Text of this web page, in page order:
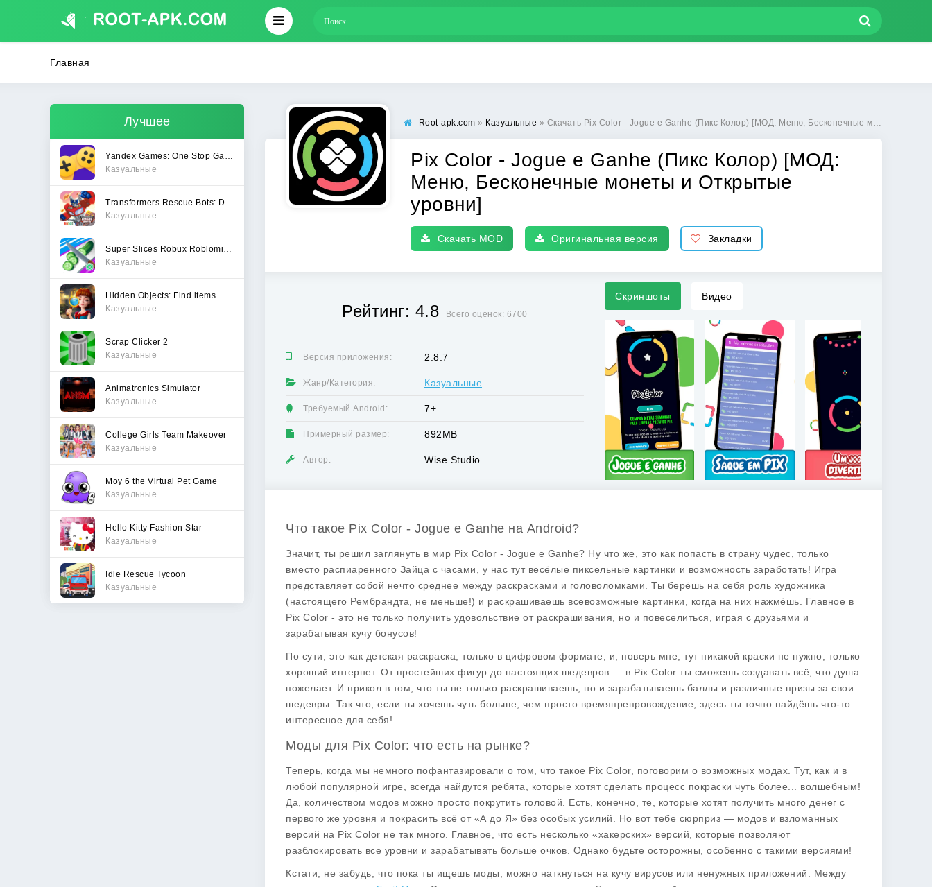
Главная
Лучшее
Казуальные
Казуальные
Казуальные
Hidden Objects: Find items
Казуальные
Scrap Clicker 2
Казуальные
Animatronics Simulator
Казуальные
College Girls Team Makeover
Казуальные
Moy 6 the Virtual Pet Game
Казуальные
Hello Kitty Fashion Star
Казуальные
Idle Rescue Tycoon
Казуальные
Root-apk.com » Казуальные » Скачать Pix Color - Jogue e Ganhe (Пикс Колор) [МОД: Меню, Бесконечные монеты и Открытые уровни] | Взлом Pix Color - Jogue e Ganhe на Андроид
Pix Color - Jogue e Ganhe (Пикс Колор) [МОД:
Меню, Бесконечные монеты и Открытые
уровни]
Скачать MOD Оригинальная версия Закладки
Рейтинг: 4.8 Всего оценок: 6700
Версия приложения: 2.8.7
Жанр/Категория: Казуальные
Требуемый Android: 7+
Примерный размер: 892MB
Автор: Wise Studio
Скриншоты Видео
Что такое Pix Color - Jogue e Ganhe на Android?
Значит, ты решил заглянуть в мир Pix Color - Jogue e Ganhe? Ну что же, это как попасть в страну чудес, только
вместо распиаренного Зайца с часами, у нас тут весёлые пиксельные картинки и возможность заработать! Игра
представляет собой нечто среднее между раскрасками и головоломками. Ты берёшь на себя роль художника
(настоящего Рембрандта, не меньше!) и раскрашиваешь всевозможные картинки, когда на них нажмёшь. Главное в
Pix Color - это не только получить удовольствие от раскрашивания, но и повеселиться, играя с друзьями и
зарабатывая кучу бонусов!
По сути, это как детская раскраска, только в цифровом формате, и, поверь мне, тут никакой краски не нужно, только
хороший интернет. От простейших фигур до настоящих шедевров — в Pix Color ты сможешь создавать всё, что душа
пожелает. И прикол в том, что ты не только раскрашиваешь, но и зарабатываешь баллы и различные призы за свои
шедевры. Так что, если ты хочешь чуть больше, чем просто времяпрепровождение, здесь ты точно найдёшь что-то
интересное для себя!
Моды для Pix Color: что есть на рынке?
Теперь, когда мы немного пофантазировали о том, что такое Pix Color, поговорим о возможных модах. Тут, как и в
любой популярной игре, всегда найдутся ребята, которые хотят сделать процесс покраски чуть более... волшебным!
Да, количеством модов можно просто покрутить головой. Есть, конечно, те, которые хотят получить много денег с
первого же уровня и покрасить всё от «А до Я» без особых усилий. Но вот тебе сюрприз — модов и взломанных
версий на Pix Color не так много. Главное, что есть несколько «хакерских» версий, которые позволяют
разблокировать все уровни и зарабатывать больше очков. Однако будьте осторожны, особенно с такими версиями!
Кстати, не забудь, что пока ты ищешь моды, можно наткнуться на кучу вирусов или ненужных приложений. Между